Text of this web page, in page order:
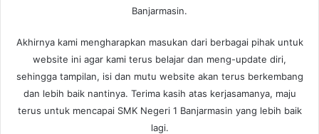
Banjarmasin.
Akhirnya kami mengharapkan masukan dari berbagai pihak untuk
website ini agar kami terus belajar dan meng-update diri,
sehingga tampilan, isi dan mutu website akan terus berkembang
dan lebih baik nantinya. Terima kasih atas kerjasamanya, maju
terus untuk mencapai SMK Negeri 1 Banjarmasin yang lebih baik
lagi.